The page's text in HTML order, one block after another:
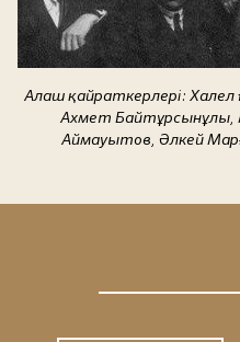
Алаш қайраткерлері:
Ахмет Байтұрсынұлы,
Аймауытов, Әлкей